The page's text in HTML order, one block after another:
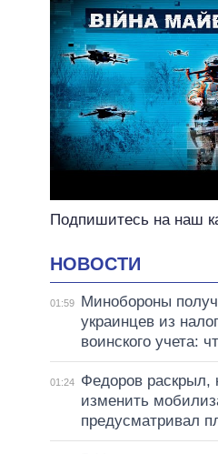
Подпишитесь на наш
НОВОСТИ
01:59
Минобороны
украинцев из
воинского учета:
01:24
Федоров раскрыл,
изменить
предусматривал